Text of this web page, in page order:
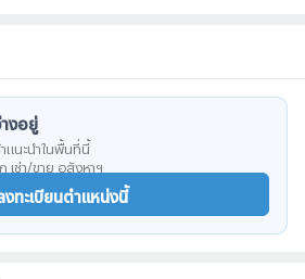
งอยู่
แนะนำในพื้นที่นี้
เช่า/ขาย อสังหาฯ
งทะเบียนตำแหน่งนี้